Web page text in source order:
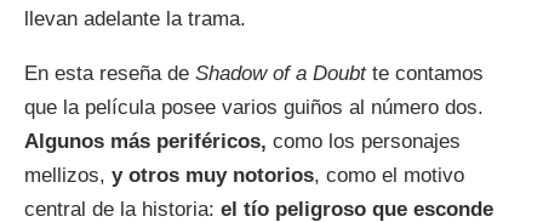
llevan adelante la trama.
En esta reseña de Shadow of a Doubtte contamos
que la película posee varios guiños al número dos.
Algunos más periféricos, como los personajes
mellizos, y otros muy notorios, como el motivo
central de la historia: el tío peligroso que esconde